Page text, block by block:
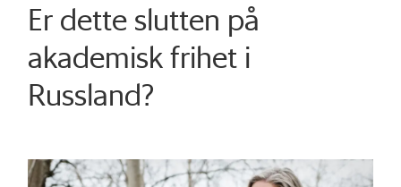
Er dette slutten på
akademisk frihet i
Russland?